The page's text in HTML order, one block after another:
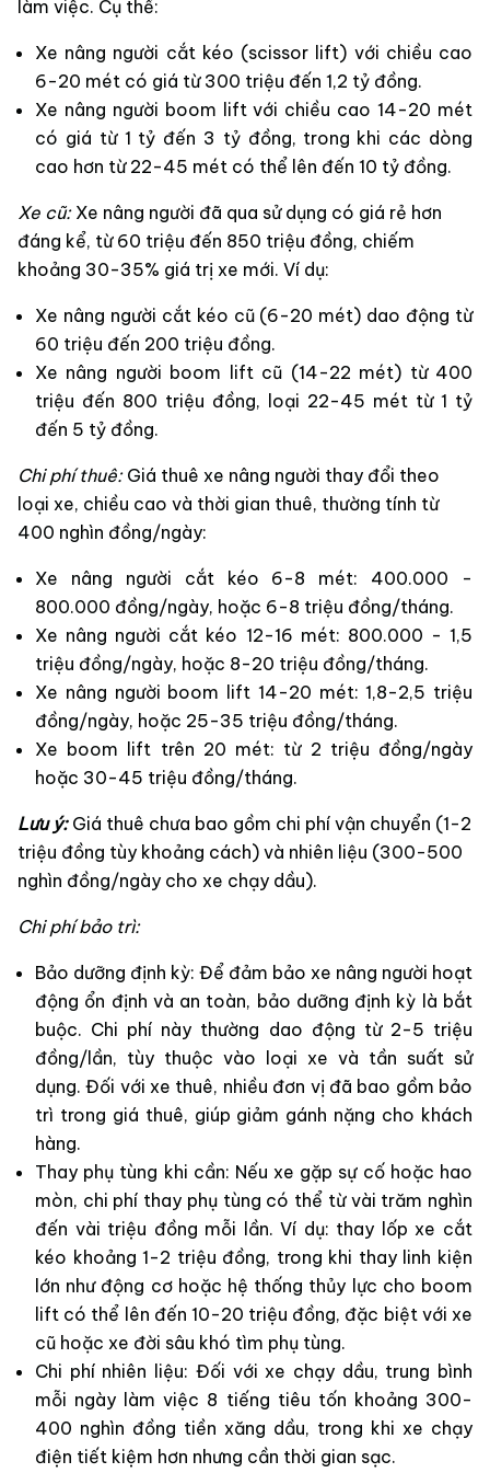
làm việc. Cụ thể:
Xe nâng người cắt kéo (scissor lift) với chiều cao
6-20 mét có giá từ 300 triệu đến 1,2 tỷ đồng.
Xe nâng người boom lift với chiều cao 14-20 mét
có giá từ 1 tỷ đến 3 tỷ đồng, trong khi các dòng
cao hơn từ 22-45 mét có thể lên đến 10 tỷ đồng.
Xe cũ:Xe nâng người đã qua sử dụng có giá rẻ hơn
đáng kể, từ 60 triệu đến 850 triệu đồng, chiếm
khoảng 30-35% giá trị xe mới. Ví dụ:
Xe nâng người cắt kéo cũ (6-20 mét) dao động từ
60 triệu đến 200 triệu đồng.
Xe nâng người boom lift cũ (14-22 mét) từ 400
triệu đến 800 triệu đồng, loại 22-45 mét từ 1 tỷ
đến 5 tỷ đồng.
Chi phí thuê:Giá thuê xe nâng người thay đổi theo
loại xe, chiều cao và thời gian thuê, thường tính từ
400 nghìn đồng/ngày:
Xe nâng người cắt kéo 6-8 mét: 400.000 -
800.000 đồng/ngày, hoặc 6-8 triệu đồng/tháng.
Xe nâng người cắt kéo 12-16 mét: 800.000 - 1,5
triệu đồng/ngày, hoặc 8-20 triệu đồng/tháng.
Xe nâng người boom lift 14-20 mét: 1,8-2,5 triệu
đồng/ngày, hoặc 25-35 triệu đồng/tháng.
Xe boom lift trên 20 mét: từ 2 triệu đồng/ngày
hoặc 30-45 triệu đồng/tháng.
Lưu ý:Giá thuê chưa bao gồm chi phí vận chuyển (1-2
triệu đồng tùy khoảng cách) và nhiên liệu (300-500
nghìn đồng/ngày cho xe chạy dầu).
Chi phí bảo trì:
Bảo dưỡng định kỳ: Để đảm bảo xe nâng người hoạt
động ổn định và an toàn, bảo dưỡng định kỳ là bắt
buộc. Chi phí này thường dao động từ 2-5 triệu
đồng/lần, tùy thuộc vào loại xe và tần suất sử
dụng. Đối với xe thuê, nhiều đơn vị đã bao gồm bảo
trì trong giá thuê, giúp giảm gánh nặng cho khách
hàng.
Thay phụ tùng khi cần: Nếu xe gặp sự cố hoặc hao
mòn, chi phí thay phụ tùng có thể từ vài trăm nghìn
đến vài triệu đồng mỗi lần. Ví dụ: thay lốp xe cắt
kéo khoảng 1-2 triệu đồng, trong khi thay linh kiện
lớn như động cơ hoặc hệ thống thủy lực cho boom
lift có thể lên đến 10-20 triệu đồng, đặc biệt với xe
cũ hoặc xe đời sâu khó tìm phụ tùng.
Chi phí nhiên liệu: Đối với xe chạy dầu, trung bình
mỗi ngày làm việc 8 tiếng tiêu tốn khoảng 300-
400 nghìn đồng tiền xăng dầu, trong khi xe chạy
điện tiết kiệm hơn nhưng cần thời gian sạc.